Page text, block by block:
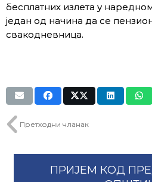
бесплатних излета у
један од начина да се
свакодневница.
Претходни чланак
ПРИЈЕМ КОД